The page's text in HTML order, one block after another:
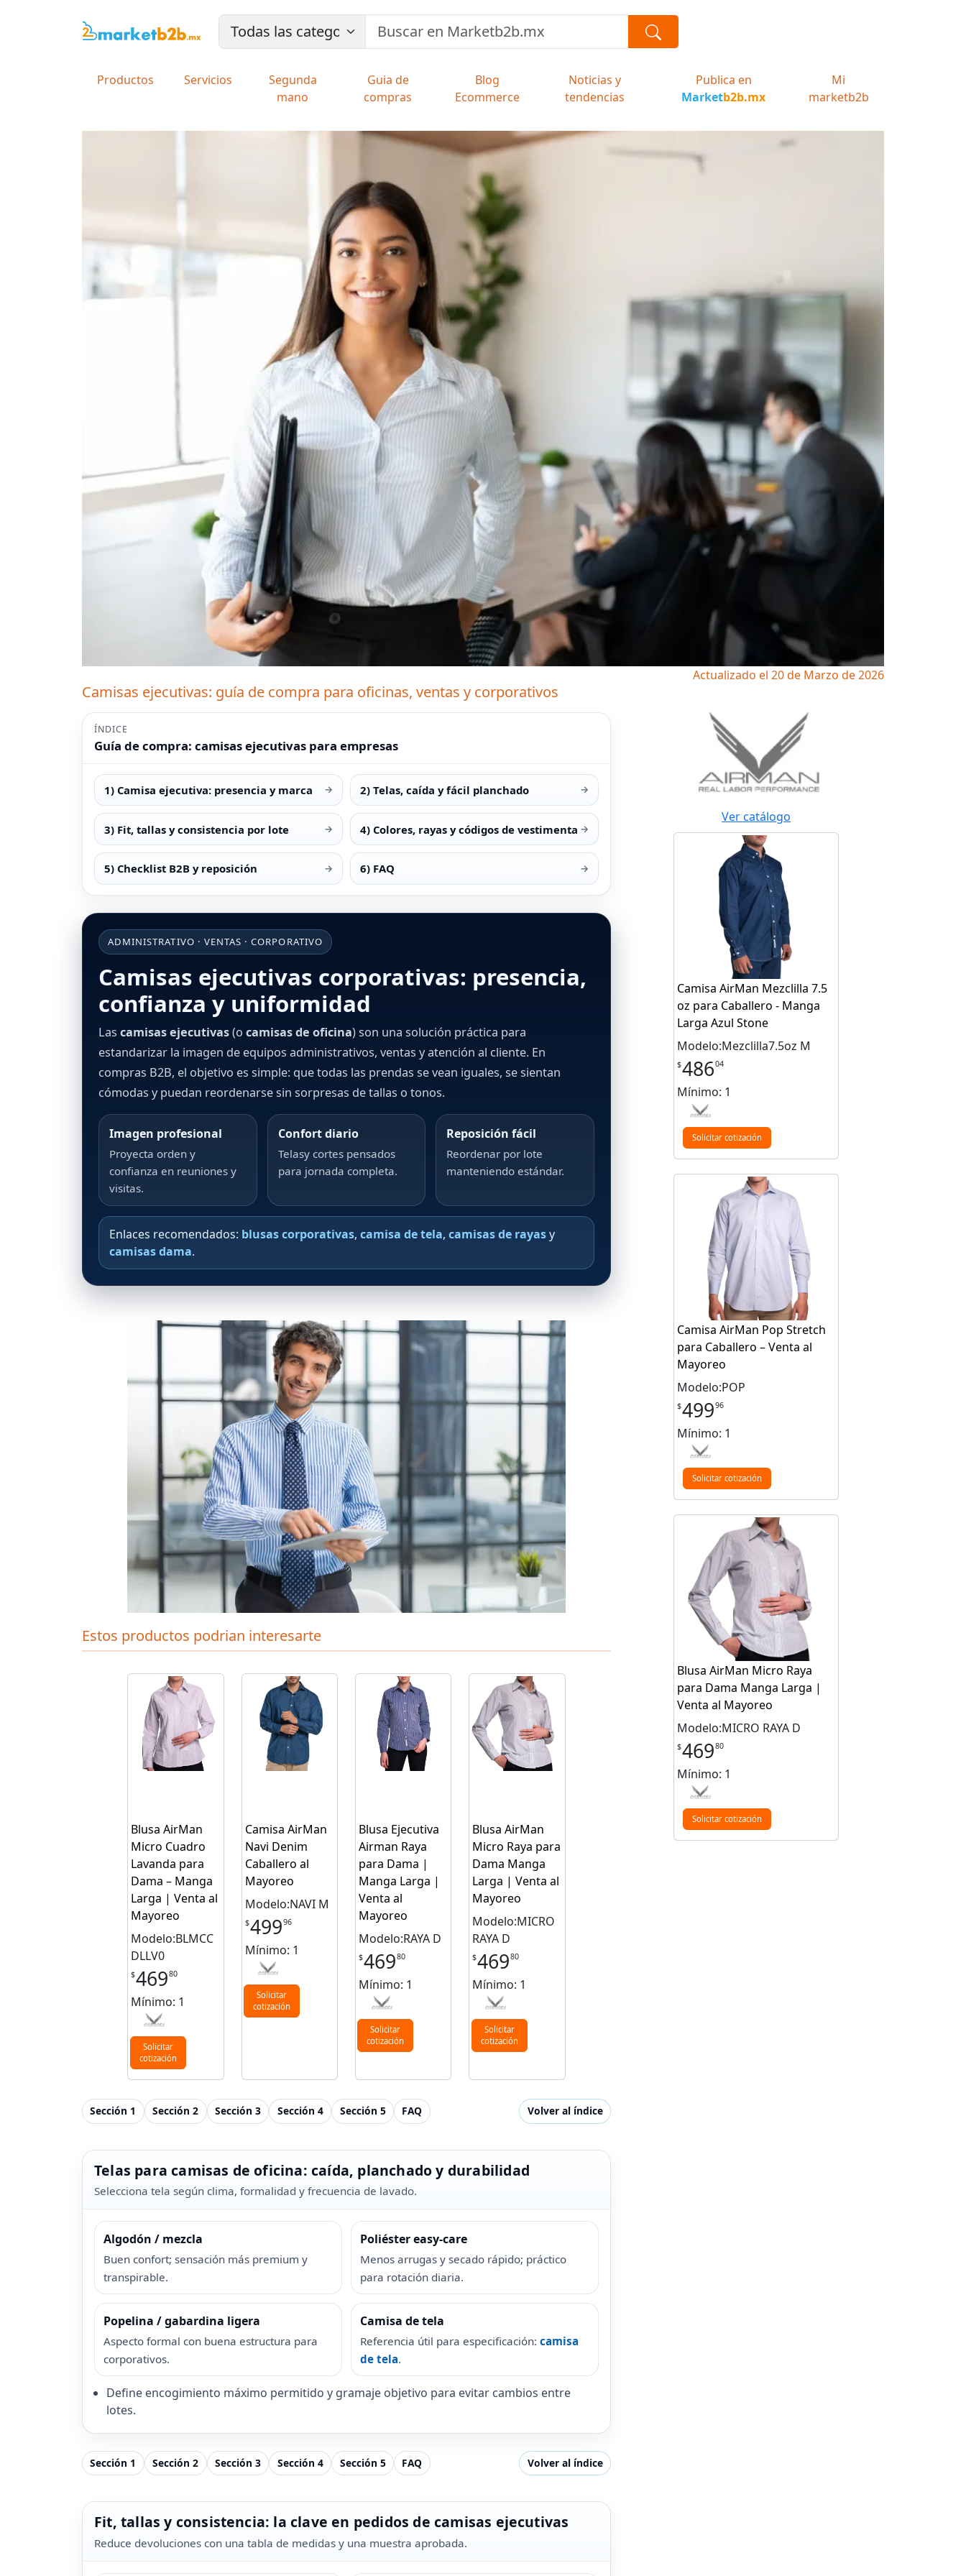
Productos Servicios
Segunda
mano
Guia de
compras
Blog
Ecommerce
Noticias y
tendencias
Publica en
Marketb2b.mx
Mi
marketb2b
Actualizado el 20 de Marzo de 2026
Camisas ejecutivas: guía de compra para oficinas, ventas y corporativos
ÍNDICE
Guía de compra: camisas ejecutivas para empresas
1) Camisa ejecutiva: presencia y marca → 2) Telas, caída y fácil planchado →
3) Fit, tallas y consistencia por lote → 4) Colores, rayas y códigos de vestimenta →
5) Checklist B2B y reposición → 6) FAQ →
ADMINISTRATIVO · VENTAS · CORPORATIVO
Camisas ejecutivas corporativas: presencia,
confianza y uniformidad
Las camisas ejecutivas(o camisas de oficina) son una solución práctica para
estandarizar la imagen de equipos administrativos, ventas y atención al cliente. En
compras B2B, el objetivo es simple: que todas las prendas se vean iguales, se sientan
cómodas y puedan reordenarse sin sorpresas de tallas o tonos.
Imagen profesional
Proyecta orden y
confianza en reuniones y
visitas.
Confort diario
Telasy cortes pensados
para jornada completa.
Reposición fácil
Reordenar por lote
manteniendo estándar.
Enlaces recomendados: blusas corporativas, camisa de tela, camisas de rayasy
camisas dama.
Estos productos podrian interesarte
Blusa AirMan
Micro Cuadro
Lavanda para
Dama – Manga
Larga | Venta al
Mayoreo
Modelo:BLMCC
DLLV0
$46980
Mínimo: 1
Solicitar
cotización
Camisa AirMan
Navi Denim
Caballero al
Mayoreo
Modelo:NAVI M
$49996
Mínimo: 1
Solicitar
cotización
Blusa Ejecutiva
Airman Raya
para Dama |
Manga Larga |
Venta al
Mayoreo
Modelo:RAYA D
$46980
Mínimo: 1
Solicitar
cotización
Blusa AirMan
Micro Raya para
Dama Manga
Larga | Venta al
Mayoreo
Modelo:MICRO
RAYA D
$46980
Mínimo: 1
Solicitar
cotización
Sección 1 Sección 2 Sección 3 Sección 4 Sección 5 FAQ Volver al índice
Telas para camisas de oficina: caída, planchado y durabilidad
Selecciona tela según clima, formalidad y frecuencia de lavado.
Algodón / mezcla
Buen confort; sensación más premium y
transpirable.
Poliéster easy-care
Menos arrugas y secado rápido; práctico
para rotación diaria.
Popelina / gabardina ligera
Aspecto formal con buena estructura para
corporativos.
Camisa de tela
Referencia útil para especificación: camisa
de tela.
Define encogimiento máximo permitido y gramaje objetivo para evitar cambios entre
lotes.
Sección 1 Sección 2 Sección 3 Sección 4 Sección 5 FAQ Volver al índice
Fit, tallas y consistencia: la clave en pedidos de camisas ejecutivas
Reduce devoluciones con una tabla de medidas y una muestra aprobada.
Ver catálogo
Camisa AirMan Mezclilla 7.5
oz para Caballero - Manga
Larga Azul Stone
Modelo:Mezclilla7.5oz M
$48604
Mínimo: 1
Solicitar cotización
Camisa AirMan Pop Stretch
para Caballero – Venta al
Mayoreo
Modelo:POP
$49996
Mínimo: 1
Solicitar cotización
Blusa AirMan Micro Raya
para Dama Manga Larga |
Venta al Mayoreo
Modelo:MICRO RAYA D
$46980
Mínimo: 1
Solicitar cotización